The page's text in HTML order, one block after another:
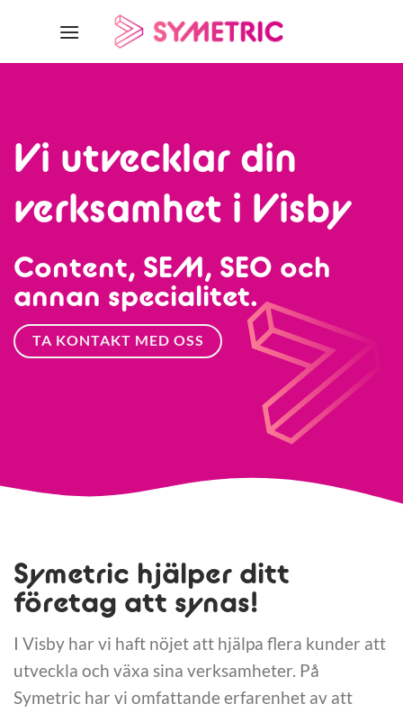
Vi utvecklar din
verksamhet i Visby
Content, SEM, SEO och
annan specialitet.
TA KONTAKT MED OSS
Symetric hjälper ditt
företag att synas!
I Visby har vi haft nöjet att hjälpa flera kunder att
utveckla och växa sina verksamheter. På
Symetric har vi omfattande erfarenhet av att